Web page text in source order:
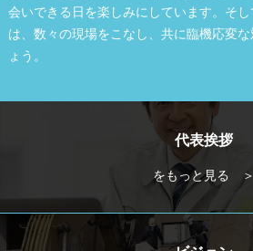
会いできる日を楽しみにしています。そ
は、数々の現場をこなし、共に臨機応変
ょう。
代表挨拶
をもっと見る ＞